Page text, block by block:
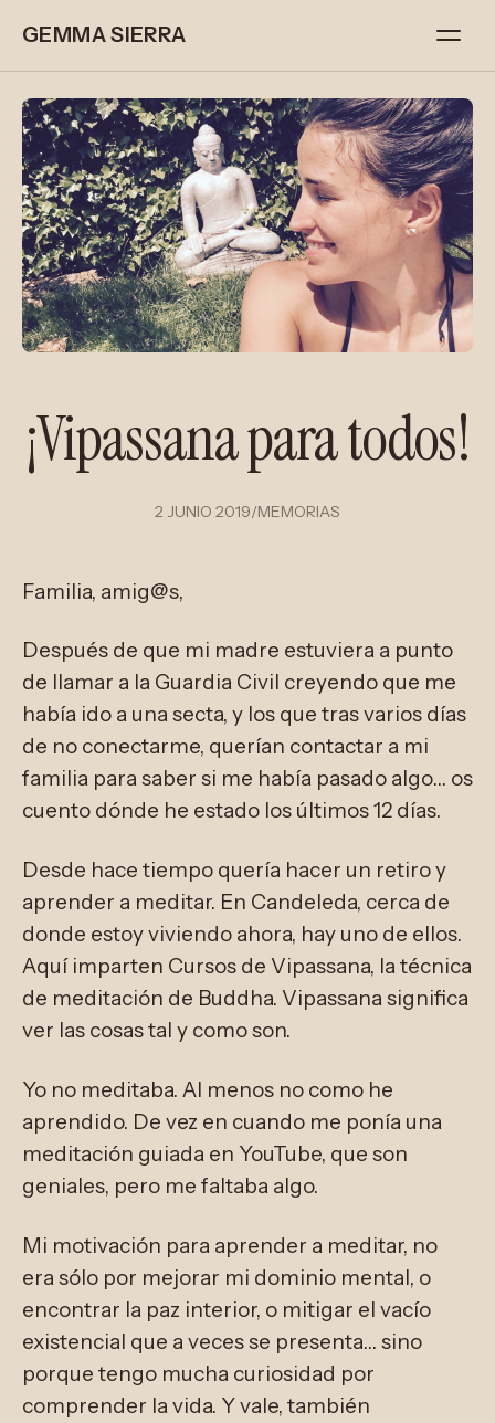
GEMMA SIERRA
¡Vipassana para todos!
2 JUNIO 2019/MEMORIAS
Familia, amig@s,
Después de que mi madre estuviera a punto
de llamar a la Guardia Civil creyendo que me
había ido a una secta, y los que tras varios días
de no conectarme, querían contactar a mi
familia para saber si me había pasado algo… os
cuento dónde he estado los últimos 12 días.
Desde hace tiempo quería hacer un retiro y
aprender a meditar. En Candeleda, cerca de
donde estoy viviendo ahora, hay uno de ellos.
Aquí imparten Cursos de Vipassana, la técnica
de meditación de Buddha. Vipassana significa
ver las cosas tal y como son.
Yo no meditaba. Al menos no como he
aprendido. De vez en cuando me ponía una
meditación guiada en YouTube, que son
geniales, pero me faltaba algo.
Mi motivación para aprender a meditar, no
era sólo por mejorar mi dominio mental, o
encontrar la paz interior, o mitigar el vacío
existencial que a veces se presenta… sino
porque tengo mucha curiosidad por
comprender la vida. Y vale, también